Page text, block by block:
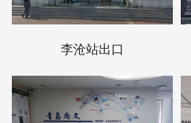
李沧站出口